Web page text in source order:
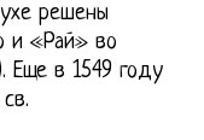
решены
и «Рай» во
в 1549 году